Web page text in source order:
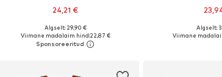
24,21 €
Saadaolevad suurused: One Size
Lisa ostukorvi
Algselt: 29,90 €
Viimane madalaim hind:22,87 €
Saadaolevad
Algselt:
Viimane